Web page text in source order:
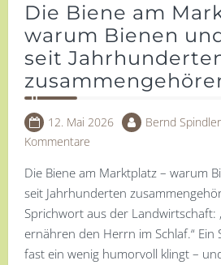
Die Biene am
warum Bienen
seit
12. Mai 2026 Bernd Spindler
Kommentare
Die Biene am Marktplatz – warum
seit Jahrhunderten
Sprichwort aus der Landwirtschaft:
ernähren den Herrn im Schlaf.“ Ein
fast ein wenig humorvoll klingt –